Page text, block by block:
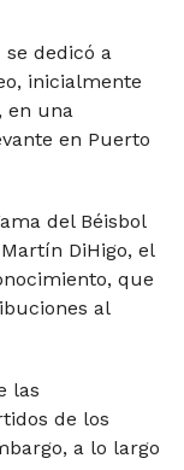
se dedicó a
inicialmente
en una
en Puerto
del Béisbol
DiHigo, el
que
al
las
de los
a lo largo